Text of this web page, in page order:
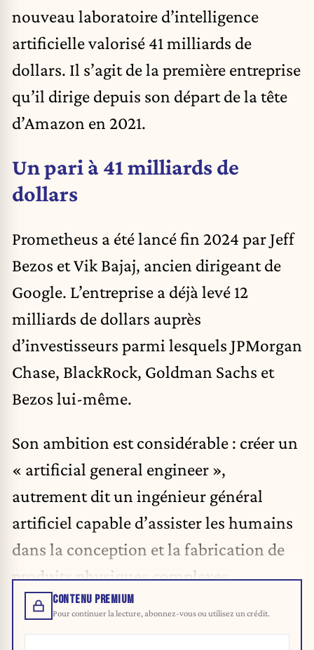
nouveau laboratoire d’intelligence
artificiellevalorisé 41 milliards de
dollars. Il s’agit de la première entreprise
qu’il dirige depuis son départ de la tête
d’Amazon en 2021.
Un pari à 41 milliards de
dollars
Prometheus a été lancé fin 2024 par Jeff
Bezos et Vik Bajaj, ancien dirigeant de
Google. L’entreprise a déjà levé 12
milliards de dollars auprès
d’investisseurs parmi lesquels JPMorgan
Chase, BlackRock, Goldman Sachs et
Bezos lui-même.
Son ambition est considérable : créer un
« artificial general engineer »,
autrement dit un ingénieur général
artificiel capable d’assister les humains
dans la conception et la fabrication de
produits physiques complexes.
CONTENU PREMIUM
Pour continuer la lecture, abonnez-vous ou utilisez un crédit.